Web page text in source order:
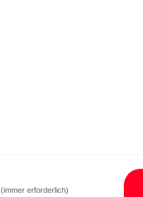
(immer erforderlich)